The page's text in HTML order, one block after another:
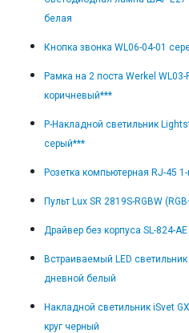
белая
Кнопка звонка WL06-04-01
Рамка на 2 поста Werkel
коричневый***
Р-Накладной светильник
серый***
Розетка компьютерная RJ-45
Пульт Lux SR 2819S-RGBW
Драйвер без корпуса SL-824-
Встраиваемый LED
дневной белый
Накладной светильник iSvet
круг черный